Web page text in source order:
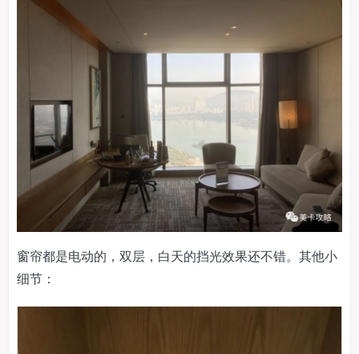
窗帘都是电动的，双层，白天的挡光效果还不错。其他小
细节：